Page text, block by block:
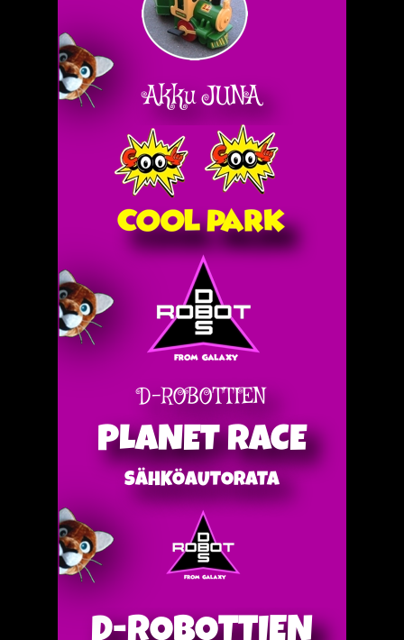
Akku JUNA
D-ROBOTTIEN
PLANET RACE
SÄHKÖAUTORATA